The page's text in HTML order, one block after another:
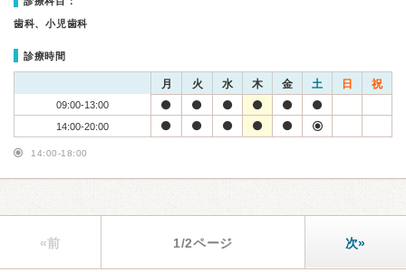
歯科、小児歯科
診療時間
月 火 水 木 金 土 日 祝
09:00-13:00
14:00-20:00
14:00-18:00
«前 1/2ページ 次»